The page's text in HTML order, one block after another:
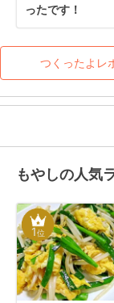
ったです！
つくったよレ
もやしの人気
1位